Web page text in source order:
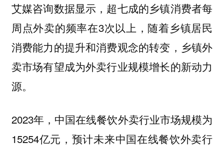
艾媒咨询数据显示，超七成的乡镇消费者每
周点外卖的频率在3次以上，随着乡镇居民
消费能力的提升和消费观念的转变，乡镇外
卖市场有望成为外卖行业规模增长的新动力
源。
2023年，中国在线餐饮外卖行业市场规模为
15254亿元，预计未来中国在线餐饮外卖行